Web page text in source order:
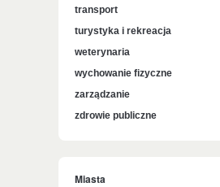
transport
turystyka i rekreacja
weterynaria
wychowanie fizyczne
zarządzanie
zdrowie publiczne
Miasta